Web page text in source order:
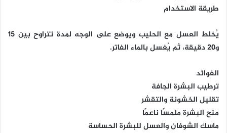
طريقة الاستخدام
يُخلط العسل مع الحليب ويوضع على الوجه لمدة تتراوح بين 15
و20 دقيقة، ثم يُغسل بالماء الفاتر.
الفوائد
ترطيب البشرة الجافة
تقليل الخشونة والتقشر
منح البشرة ملمسًا ناعمًا
ماسك الشوفان والعسل للبشرة الحساسة